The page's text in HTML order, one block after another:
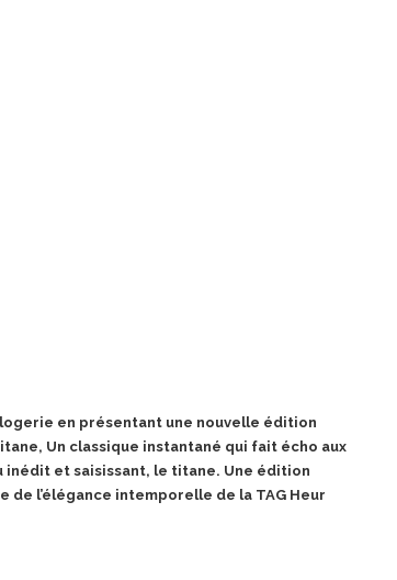
en présentant une nouvelle édition
Un classique instantané qui fait écho aux
et saisissant, le titane. Une édition
de l’élégance intemporelle de la TAG Heur